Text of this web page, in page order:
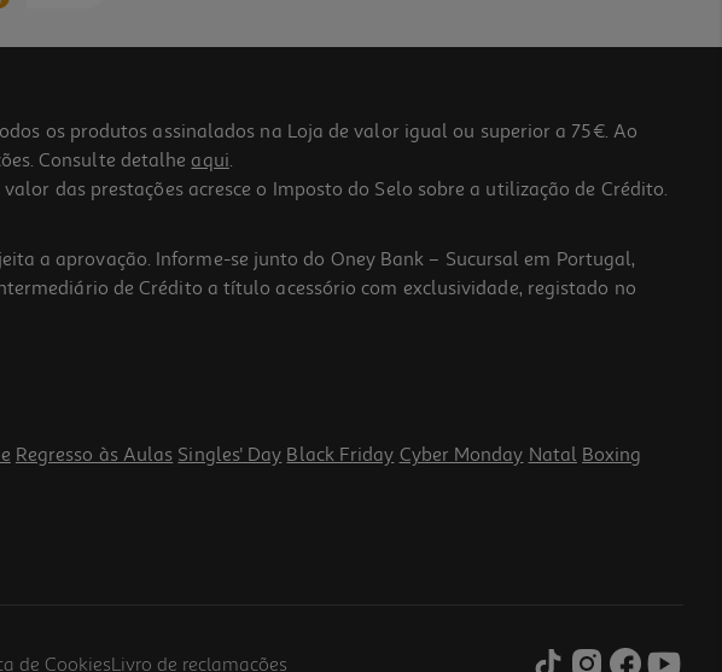
os produtos assinalados na Loja de valor igual ou superior a 75€. Ao
Consulte detalhe aqui.
das prestações acresce o Imposto do Selo sobre a utilização de Crédito.
a aprovação. Informe-se junto do Oney Bank – Sucursal em Portugal,
de Crédito a título acessório com exclusividade, registado no
Regresso às Aulas Singles' Day Black Friday Cyber Monday Natal Boxing
de CookiesLivro de reclamações